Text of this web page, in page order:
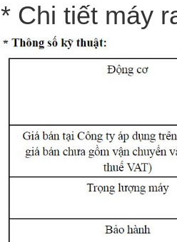
* Chi tiết máy